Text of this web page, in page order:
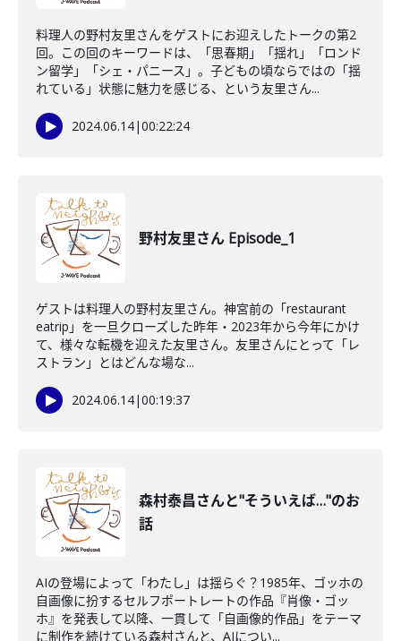
料理人の野村友里さんをゲストにお迎えしたトークの第2
回。この回のキーワードは、「思春期」「揺れ」「ロンド
ン留学」「シェ・パニース」。子どもの頃ならではの「揺
れている」状態に魅力を感じる、という友里さん...
2024.06.14|00:22:24
野村友里さん Episode_1
ゲストは料理人の野村友里さん。神宮前の「restaurant
eatrip」を一旦クローズした昨年・2023年から今年にかけ
て、様々な転機を迎えた友里さん。友里さんにとって「レ
ストラン」とはどんな場な...
2024.06.14|00:19:37
森村泰昌さんと"そういえば…"のお
話
AIの登場によって「わたし」は揺らぐ？1985年、ゴッホの
自画像に扮するセルフポートレートの作品『肖像・ゴッ
ホ』を発表して以降、一貫して「自画像的作品」をテーマ
に制作を続けている森村さんと、AIについ...